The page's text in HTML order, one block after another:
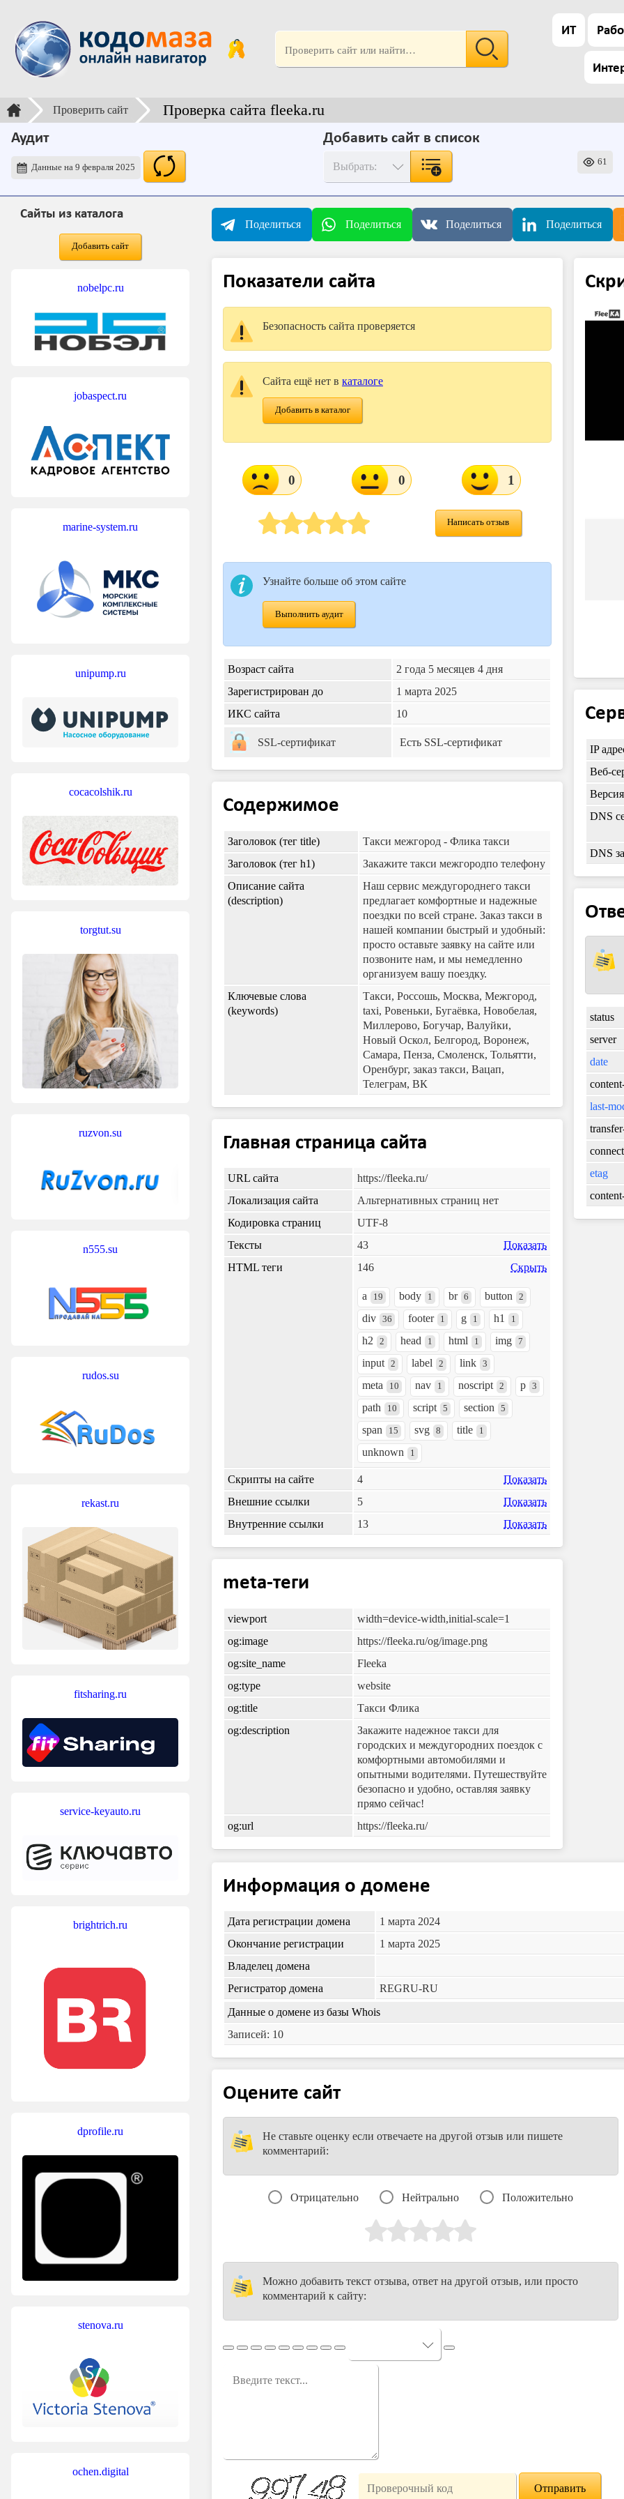
ИТ
Проверить сайт Проверка сайта fleeka.ru
Аудит
Данные на 9 февраля 2025
Добавить сайт в список
61
Поделиться Поделиться Поделиться Поделиться
Показатели сайта
Безопасность сайта проверяется
Сайта ещё нет в каталоге
Добавить в каталог
0 0 1
Написать отзыв
Узнайте больше об этом сайте
Выполнить аудит
Возраст сайта
2 года 5 месяцев 4 дня
Зарегистрирован до
1 марта 2025
ИКС сайта
10
SSL-сертификат Есть SSL-сертификат
Содержимое
Заголовок (тег title)
Такси межгород - Флика такси
Заголовок (тег h1)
Закажите такси межгородпо телефону
Описание сайта
(description)
Наш сервис междугороднего такси
предлагает комфортные и надежные
поездки по всей стране. Заказ такси в
нашей компании быстрый и удобный:
просто оставьте заявку на сайте или
позвоните нам, и мы немедленно
организуем вашу поездку.
Ключевые слова
(keywords)
Такси, Россошь, Москва, Межгород,
taxi, Ровеньки, Бугаёвка, Новобелая,
Миллерово, Богучар, Валуйки,
Новый Оскол, Белгород, Воронеж,
Самара, Пенза, Смоленск, Тольятти,
Оренбург, заказ такси, Вацап,
Телеграм, ВК
Главная страница сайта
URL сайта
https://fleeka.ru/
Локализация сайта
Альтернативных страниц нет
Кодировка страниц
UTF-8
Тексты
43
Показать
HTML теги
146 Скрыть
a 19 body 1 br 6 button 2
div 36 footer 1 g 1 h1 1
h2 2 head 1 html 1 img 7
input 2 label 2 link 3
meta 10 nav 1 noscript 2 p 3
path 10 script 5 section 5
span 15 svg 8 title 1
unknown 1
Скрипты на сайте 4
Показать
Внешние ссылки
5
Показать
Внутренние ссылки
13 Показать
meta-теги
viewport
width=device-width,initial-scale=1
og:image
https://fleeka.ru/og/image.png
og:site_name
Fleeka
og:type
website
og:title
Такси Флика
og:description
Закажите надежное такси для
городских и междугородних поездок с
комфортными автомобилями и
опытными водителями. Путешествуйте
безопасно и удобно, оставляя заявку
прямо сейчас!
og:url
https://fleeka.ru/
IP
Веб-
DNS
DNS
status
server
date
last-
etag
Информация о домене
Дата регистрации домена
1 марта 2024
Окончание регистрации
1 марта 2025
Владелец домена
Регистратор домена
REGRU-RU
Данные о домене из базы Whois
Записей: 10
Оцените сайт
Не ставьте оценку если отвечаете на другой отзыв или пишете
комментарий:
Отрицательно Нейтрально Положительно
Можно добавить текст отзыва, ответ на другой отзыв, или просто
комментарий к сайту:
Сайты из каталога
Добавить сайт
nobelpc.ru
jobaspect.ru
marine-system.ru
unipump.ru
cocacolshik.ru
torgtut.su
ruzvon.su
n555.su
rudos.su
rekast.ru
fitsharing.ru
service-keyauto.ru
brightrich.ru
dprofile.ru
stenova.ru
ochen.digital